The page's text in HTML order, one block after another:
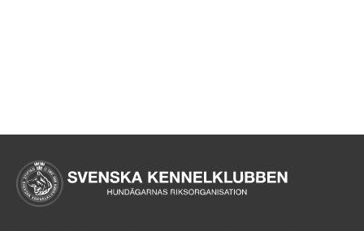
Sidinformation och
Köpa hund startsida